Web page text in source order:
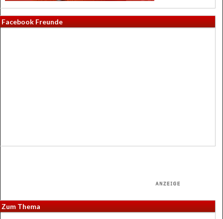
Facebook Freunde
Zum Thema